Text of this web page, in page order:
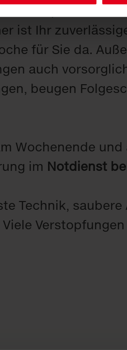
ist Ihr
für Sie da.
auch
beugen
Wochenende und
im Notdienst
Technik,